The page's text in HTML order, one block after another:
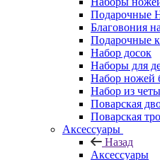
Подарочные
Благовония
Подарочные
Набор досок
Наборы для
Набор ножей
Набор из
Поварская
Поварская
Аксессуары
Назад
Аксессуары